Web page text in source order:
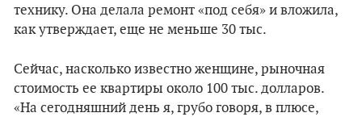
технику. Она делала ремонт «под себя» и вложила,
как утверждает, еще не меньше 30 тыс.
Сейчас, насколько известно женщине, рыночная
стоимость ее квартиры около 100 тыс. долларов.
«На сегодняшний день я, грубо говоря, в плюсе,